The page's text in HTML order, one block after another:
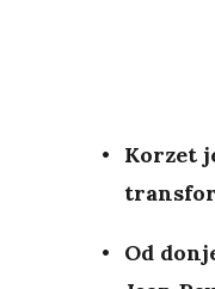
Korzet
Od